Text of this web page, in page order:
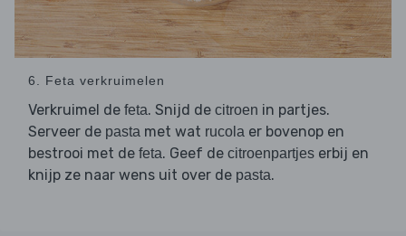
6. Feta verkruimelen
Verkruimel de feta. Snijd de citroen in partjes.
Serveer de pasta met wat rucola er bovenop en
bestrooi met de feta. Geef de citroenpartjes erbij en
knijp ze naar wens uit over de pasta.